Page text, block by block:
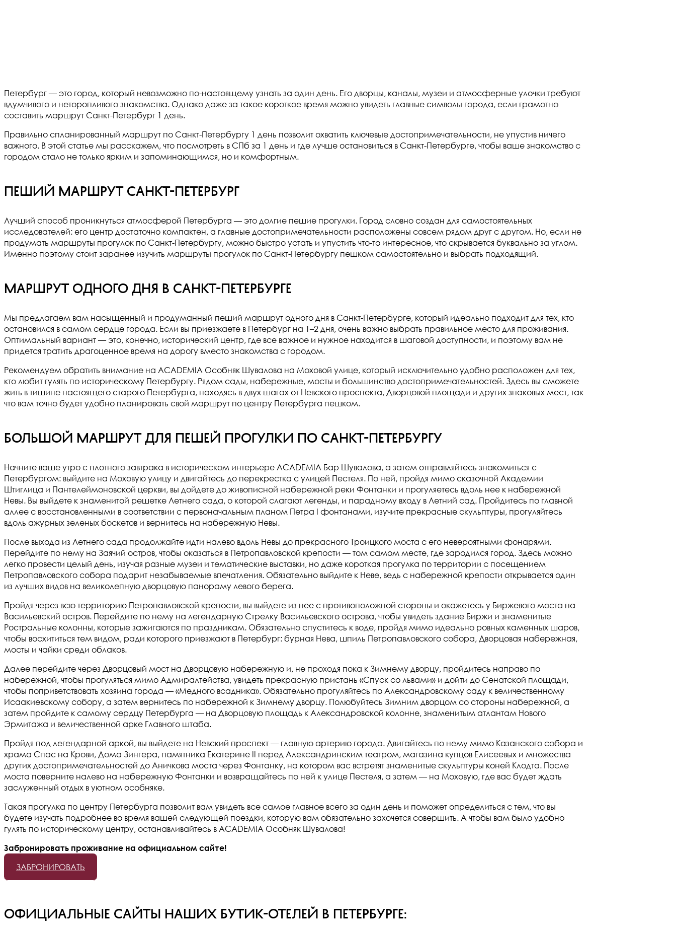
Петербург — это город, который невозможно по-настоящему узнать за один день. Его дворцы, каналы, музеи и атмосферные улочки требуют
вдумчивого и неторопливого знакомства. Однако даже за такое короткое время можно увидеть главные символы города, если грамотно
составить маршрут Санкт-Петербург 1 день.
Правильно спланированный маршрут по Санкт-Петербургу 1 день позволит охватить ключевые достопримечательности, не упустив ничего
важного. В этой статье мы расскажем, что посмотреть в СПб за 1 день и где лучше остановиться в Санкт-Петербурге, чтобы ваше знакомство с
городом стало не только ярким и запоминающимся, но и комфортным.
Пеший маршрут Санкт-Петербург
Лучший способ проникнуться атмосферой Петербурга — это долгие пешие прогулки. Город словно создан для самостоятельных
исследователей: его центр достаточно компактен, а главные достопримечательности расположены совсем рядом друг с другом. Но, если не
продумать маршруты прогулок по Санкт-Петербургу, можно быстро устать и упустить что-то интересное, что скрывается буквально за углом.
Именно поэтому стоит заранее изучить маршруты прогулок по Санкт-Петербургу пешком самостоятельно и выбрать подходящий.
Маршрут одного дня в Санкт-Петербурге
Мы предлагаем вам насыщенный и продуманный пеший маршрут одного дня в Санкт-Петербурге, который идеально подходит для тех, кто
остановился в самом сердце города. Если вы приезжаете в Петербург на 1–2 дня, очень важно выбрать правильное место для проживания.
Оптимальный вариант — это, конечно, исторический центр, где все важное и нужное находится в шаговой доступности, и поэтому вам не
придется тратить драгоценное время на дорогу вместо знакомства с городом.
Рекомендуем обратить внимание на ACADEMIA Особняк Шувалова на Моховой улице, который исключительно удобно расположен для тех,
кто любит гулять по историческому Петербургу. Рядом сады, набережные, мосты и большинство достопримечательностей. Здесь вы сможете
жить в тишине настоящего старого Петербурга, находясь в двух шагах от Невского проспекта, Дворцовой площади и других знаковых мест, так
что вам точно будет удобно планировать свой маршрут по центру Петербурга пешком.
Большой маршрут для пешей прогулки по Санкт-Петербургу
Начните ваше утро с плотного завтрака в историческом интерьере ACADEMIA Бар Шувалова, а затем отправляйтесь знакомиться с
Петербургом: выйдите на Моховую улицу и двигайтесь до перекрестка с улицей Пестеля. По ней, пройдя мимо сказочной Академии
Штиглица и Пантелеймоновской церкви, вы дойдете до живописной набережной реки Фонтанки и прогуляетесь вдоль нее к набережной
Невы. Вы выйдете к знаменитой решетке Летнего сада, о которой слагают легенды, и парадному входу в Летний сад. Пройдитесь по главной
аллее с восстановленными в соответствии с первоначальным планом Петра I фонтанами, изучите прекрасные скульптуры, прогуляйтесь
вдоль ажурных зеленых боскетов и вернитесь на набережную Невы.
После выхода из Летнего сада продолжайте идти налево вдоль Невы до прекрасного Троицкого моста с его невероятными фонарями.
Перейдите по нему на Заячий остров, чтобы оказаться в Петропавловской крепости — том самом месте, где зародился город. Здесь можно
легко провести целый день, изучая разные музеи и тематические выставки, но даже короткая прогулка по территории с посещением
Петропавловского собора подарит незабываемые впечатления. Обязательно выйдите к Неве, ведь с набережной крепости открывается один
из лучших видов на великолепную дворцовую панораму левого берега.
Пройдя через всю территорию Петропавловской крепости, вы выйдете из нее с противоположной стороны и окажетесь у Биржевого моста на
Васильевский остров. Перейдите по нему на легендарную Стрелку Васильевского острова, чтобы увидеть здание Биржи и знаменитые
Ростральные колонны, которые зажигаются по праздникам. Обязательно спуститесь к воде, пройдя мимо идеально ровных каменных шаров,
чтобы восхититься тем видом, ради которого приезжают в Петербург: бурная Нева, шпиль Петропавловского собора, Дворцовая набережная,
мосты и чайки среди облаков.
Далее перейдите через Дворцовый мост на Дворцовую набережную и, не проходя пока к Зимнему дворцу, пройдитесь направо по
набережной, чтобы прогуляться мимо Адмиралтейства, увидеть прекрасную пристань «Спуск со львами» и дойти до Сенатской площади,
чтобы поприветствовать хозяина города — «Медного всадника». Обязательно прогуляйтесь по Александровскому саду к величественному
Исаакиевскому собору, а затем вернитесь по набережной к Зимнему дворцу. Полюбуйтесь Зимним дворцом со стороны набережной, а
затем пройдите к самому сердцу Петербурга — на Дворцовую площадь к Александровской колонне, знаменитым атлантам Нового
Эрмитажа и величественной арке Главного штаба.
Пройдя под легендарной аркой, вы выйдете на Невский проспект — главную артерию города. Двигайтесь по нему мимо Казанского собора и
храма Спас на Крови, Дома Зингера, памятника Екатерине II перед Александринским театром, магазина купцов Елисеевых и множества
других достопримечательностей до Аничкова моста через Фонтанку, на котором вас встретят знаменитые скульптуры коней Клодта. После
моста поверните налево на набережную Фонтанки и возвращайтесь по ней к улице Пестеля, а затем — на Моховую, где вас будет ждать
заслуженный отдых в уютном особняке.
Такая прогулка по центру Петербурга позволит вам увидеть все самое главное всего за один день и поможет определиться с тем, что вы
будете изучать подробнее во время вашей следующей поездки, которую вам обязательно захочется совершить. А чтобы вам было удобно
гулять по историческому центру, останавливайтесь в ACADEMIA Особняк Шувалова!
Забронировать проживание на официальном сайте!
ЗАБРОНИРОВАТЬ
Официальные сайты наших бутик-отелей в Петербурге: